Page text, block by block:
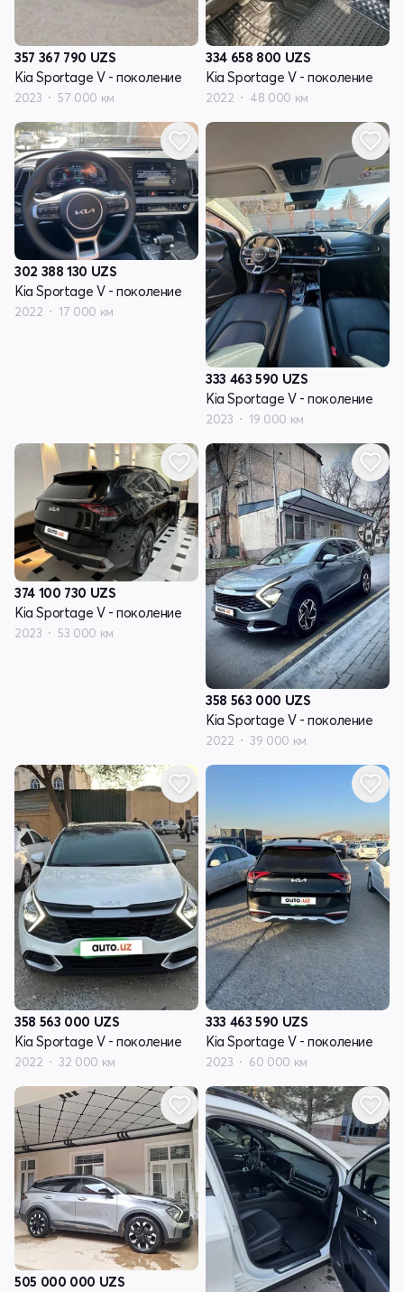
357 367 790 UZS
Kia Sportage V - поколение
2023 57 000 км
334 658 800 UZS
Kia Sportage V - поколение
2022 48 000 км
302 388 130 UZS
Kia Sportage V - поколение
2022 17 000 км
333 463 590 UZS
Kia Sportage V - поколение
2023 19 000 км
374 100 730 UZS
Kia Sportage V - поколение
2023 53 000 км
358 563 000 UZS
Kia Sportage V - поколение
2022 39 000 км
358 563 000 UZS
Kia Sportage V - поколение
2022 32 000 км
333 463 590 UZS
Kia Sportage V - поколение
2023 60 000 км
505 000 000 UZS